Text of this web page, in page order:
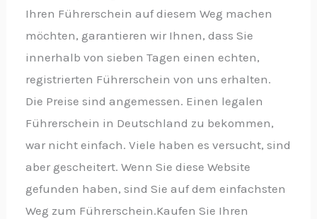
Ihren Führerschein auf diesem Weg machen
möchten, garantieren wir Ihnen, dass Sie
innerhalb von sieben Tagen einen echten,
registrierten Führerschein von uns erhalten.
Die Preise sind angemessen. Einen legalen
Führerschein in Deutschland zu bekommen,
war nicht einfach. Viele haben es versucht, sind
aber gescheitert. Wenn Sie diese Website
gefunden haben, sind Sie auf dem einfachsten
Weg zum Führerschein.Kaufen Sie Ihren